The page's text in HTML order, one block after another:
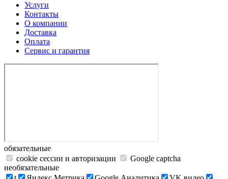
Услуги
Контакты
О компании
Доставка
Оплата
Сервис и гарантия
обязательные
cookie сессии и авторизации
Google captcha
необязательные